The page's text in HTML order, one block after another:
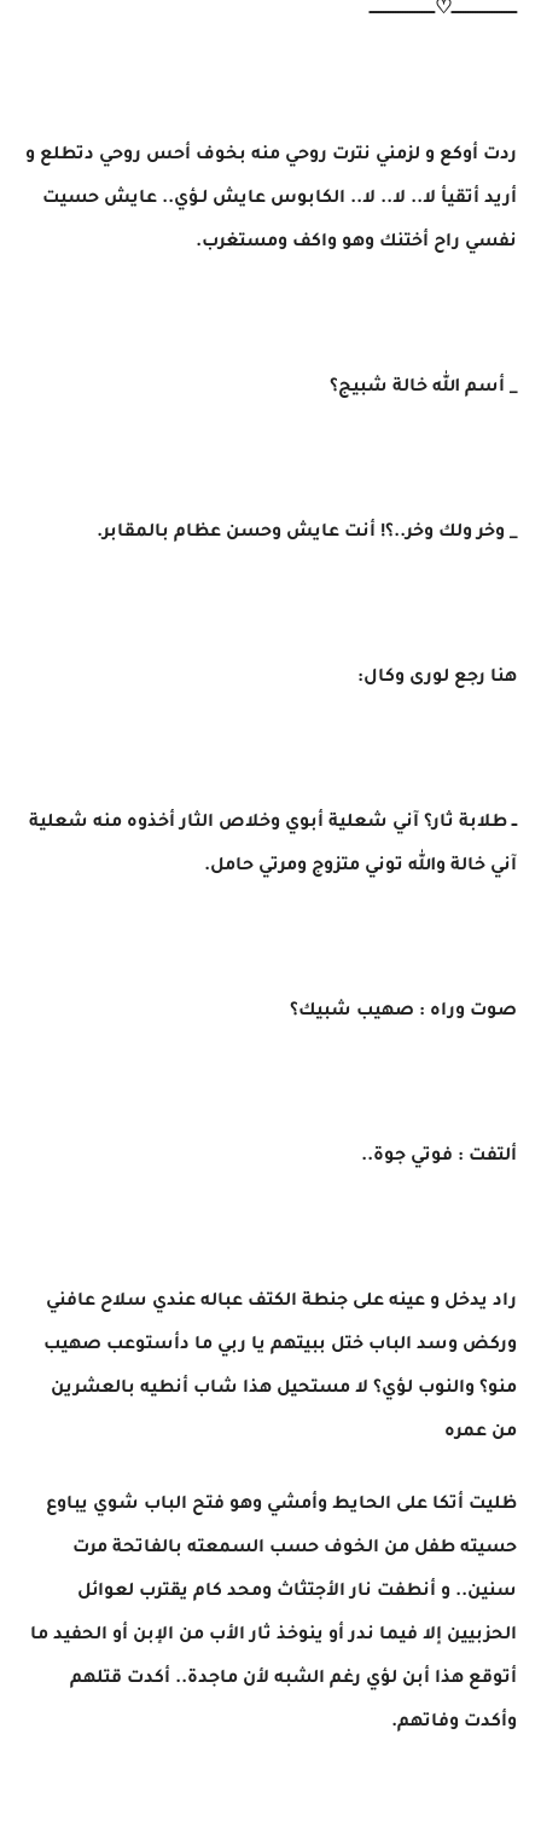
ـــــــــــــــــــــــــــ♡ـــــــــــــــــــــــــــ
ردت أوكع و لزمني نترت روحي منه بخوف أحس روحي دتطلع و
أريد أتقيأ لا.. لا.. لا.. الكابوس عايش لـؤي.. عايش حسيت
نفسي راح أختنك وهو واكف ومستغرب.
_ أسم الله خالة شبيج؟
_ وخر ولك وخر..؟! أنت عايش وحسن عظام بالمقابر.
هنا ​رجع لورى وكال:
ــ طلابة ثار؟ آني شعلية أبوي وخلاص الثار أخذوه منه شعلية
آني خالة والله توني متزوج ومرتي حامل.
صوت وراه : صهيب شبيك؟
ألتفت : فوتي جوة..
راد يدخل و عينه على جنطة الكتف عباله عندي سلاح عافني
وركض وسد الباب ختل ببيتهم يا ربي ما دأستوعب صهيب
منو؟ والنوب لؤي؟ لا مستحيل هذا شاب أنطيه بالعشرين
من عمره
ظليت أتكا على الحايط وأمشي وهو فتح الباب شوي يباوع
حسيته طفل من الخوف حسب السمعته بالفاتحة مرت
سنين.. و أنطفت نار الأجتثاث ومحد كام يقترب لعوائل
الحزبيين إلا فيما ندر أو ينوخذ ثار الأب من الإبن أو الحفيد ما
أتوقع هذا أبن لؤي رغم الشبه لأن ماجدة.. أكدت قتلهم
وأكدت وفاتهم.